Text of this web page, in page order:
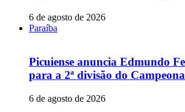
6 de agosto de 2026
Paraíba
Picuiense anuncia Edmundo
para a 2ª divisão do
6 de agosto de 2026